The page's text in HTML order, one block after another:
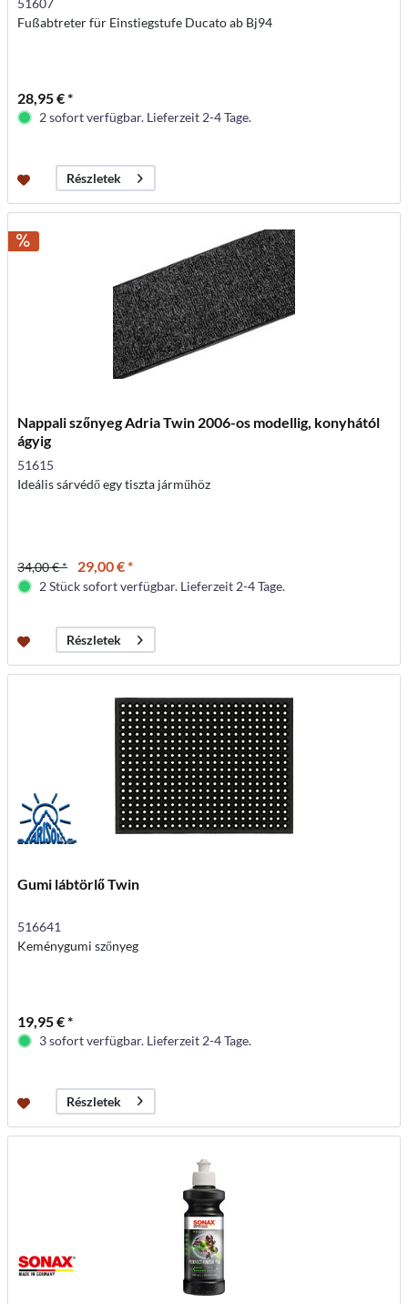
51607
Fußabtreter für Einstiegstufe Ducato ab Bj94
28,95 € *
2 sofort verfügbar. Lieferzeit 2-4 Tage.
Részletek
Nappali szőnyeg Adria Twin 2006-os modellig, konyhától
ágyig
51615
Ideális sárvédő egy tiszta járműhöz
34,00 € * 29,00 € *
2 Stück sofort verfügbar. Lieferzeit 2-4 Tage.
Részletek
Gumi lábtörlő Twin
516641
Keménygumi szőnyeg
19,95 € *
3 sofort verfügbar. Lieferzeit 2-4 Tage.
Részletek